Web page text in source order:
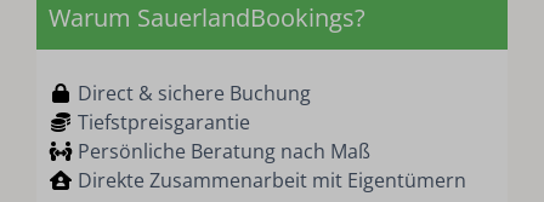
Warum SauerlandBookings?
Direct & sichere Buchung
Tiefstpreisgarantie
Persönliche Beratung nach Maß
Direkte Zusammenarbeit mit Eigentümern